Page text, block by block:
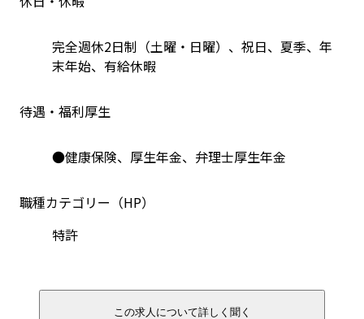
完全週休2日制（土曜・日曜）、祝日、夏季、年
末年始、有給休暇
待遇・福利厚生
●健康保険、厚生年金、弁理士厚生年金
職種カテゴリー（HP）
特許
この求人について詳しく聞く